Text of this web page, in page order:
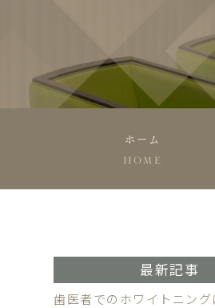
ホーム
HOME
最新記事